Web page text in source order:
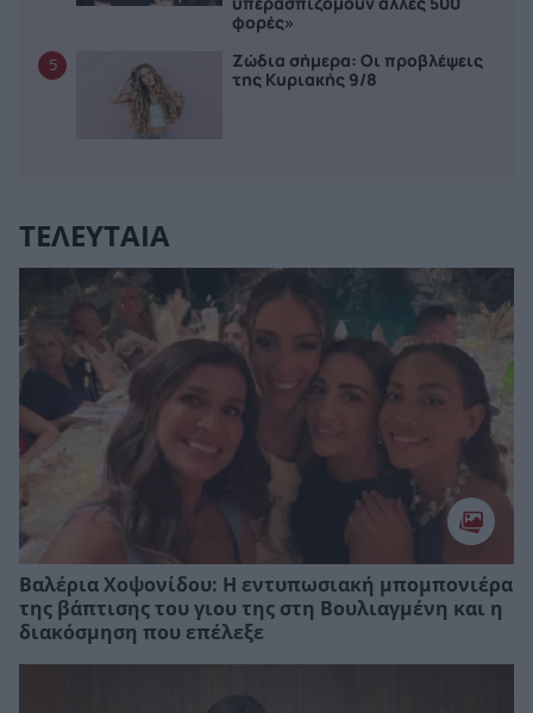
φορές»
5
Ζώδια σήμερα: Οι προβλέψεις
της Κυριακής 9/8
ΤΕΛΕΥΤΑΙΑ
Βαλέρια Χοψονίδου: Η εντυπωσιακή μπομπονιέρα
της βάπτισης του γιου της στη Βουλιαγμένη και η
διακόσμηση που επέλεξε